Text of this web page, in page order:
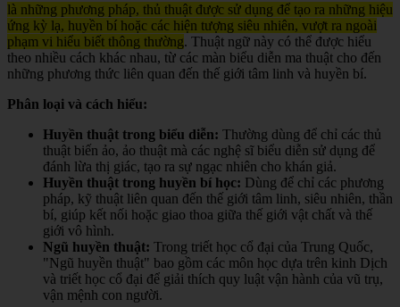
là những phương pháp, thủ thuật được sử dụng để tạo ra những hiệu
ứng kỳ lạ, huyền bí hoặc các hiện tượng siêu nhiên, vượt ra ngoài
phạm vi hiểu biết thông thường. Thuật ngữ này có thể được hiểu
theo nhiều cách khác nhau, từ các màn biểu diễn ma thuật cho đến
những phương thức liên quan đến thế giới tâm linh và huyền bí.
Phân loại và cách hiểu:
Huyền thuật trong biểu diễn: Thường dùng để chỉ các thủ
thuật biến ảo, ảo thuật mà các nghệ sĩ biểu diễn sử dụng để
đánh lừa thị giác, tạo ra sự ngạc nhiên cho khán giả.
Huyền thuật trong huyền bí học: Dùng để chỉ các phương
pháp, kỹ thuật liên quan đến thế giới tâm linh, siêu nhiên, thần
bí, giúp kết nối hoặc giao thoa giữa thế giới vật chất và thế
giới vô hình.
Ngũ huyền thuật: Trong triết học cổ đại của Trung Quốc,
"Ngũ huyền thuật" bao gồm các môn học dựa trên kinh Dịch
và triết học cổ đại để giải thích quy luật vận hành của vũ trụ,
vận mệnh con người.